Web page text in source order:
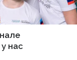
нас